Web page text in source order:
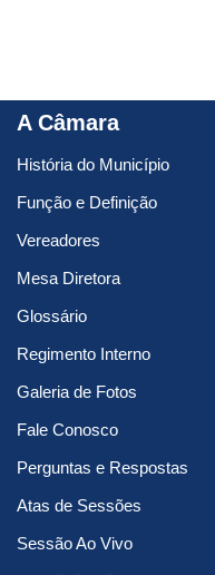
A Câmara
História do Município
Função e Definição
Vereadores
Mesa Diretora
Glossário
Regimento Interno
Galeria de Fotos
Fale Conosco
Perguntas e Respostas
Atas de Sessões
Sessão Ao Vivo